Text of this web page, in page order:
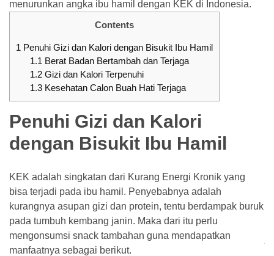
ke
Pinjaman
Dengan
KUR,
Simulasi
MOST
USED
CATEGORIES
menurunkan angka ibu hamil dengan KEK di Indonesia.
Contents
1 Penuhi Gizi dan Kalori dengan Bisukit Ibu Hamil
1.1 Berat Badan Bertambah dan Terjaga
1.2Gizi dan Kalori Terpenuhi
1.3Kesehatan Calon Buah Hati Terjaga
Penuhi Gizi dan Kalori
dengan Bisukit Ibu Hamil
KEK adalah singkatan dari Kurang Energi Kronik yang
bisa terjadi pada ibu hamil. Penyebabnya adalah
kurangnya asupan gizi dan protein, tentu berdampak buruk
pada tumbuh kembang janin. Maka dari itu perlu
mengonsumsi snack tambahan guna mendapatkan
manfaatnya sebagai berikut.